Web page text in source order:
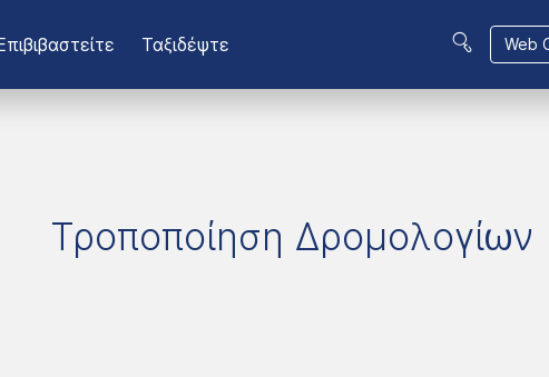
Ταξιδέψτε Web
Τροποποίηση Δρομολογίων